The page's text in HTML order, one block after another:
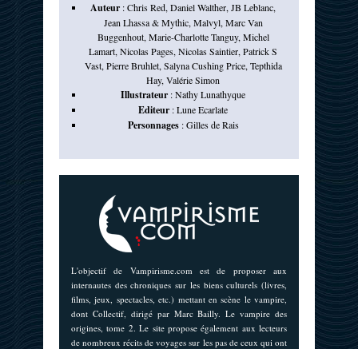
Auteur :Chris Red,Daniel Walther,JB Leblanc,
Jean Lhassa & Mythic, Malvyl, Marc Van
Buggenhout, Marie-Charlotte Tanguy, Michel
Lamart,Nicolas Pages,Nicolas Saintier,Patrick S
Vast, Pierre Bruhlet, Salyna Cushing Price, Tepthida
Hay,Valérie Simon
Illustrateur :Nathy Lunathyque
Editeur :Lune Ecarlate
Personnages:Gilles de Rais
L'objectif de Vampirisme.com est de proposer aux
internautes des chroniques sur les biens culturels (livres,
films, jeux, spectacles, etc.) mettant en scène le vampire,
dont Collectif, dirigé par Marc Bailly. Le vampire des
origines, tome 2. Le site propose également aux lecteurs
de nombreux récits de voyages sur les pas de ceux qui ont